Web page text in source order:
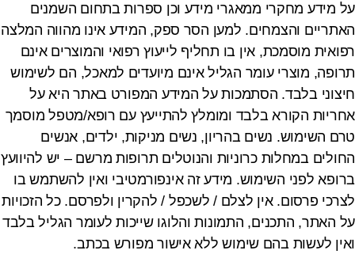
על מידע מחקרי ממאגרי מידע וכן ספרות בתחום השמנים
האתריים והצמחים. למען הסר ספק, המידע אינו מהווה המלצה
רפואית מוסמכת, אין בו תחליף לייעוץ רפואי והמוצרים אינם
תרופה, מוצרי עומר הגליל אינם מיועדים למאכל, הם לשימוש
חיצוני בלבד. הסתמכות על המידע המפורט באתר היא על
אחריות הקורא בלבד ומומלץ להתייעץ עם רופא/מטפל מוסמך
טרם השימוש. נשים בהריון, נשים מניקות, ילדים, אנשים
החולים במחלות כרוניות והנוטלים תרופות מרשם – יש להיוועץ
ברופא לפני השימוש. מידע זה אינפורמטיבי ואין להשתמש בו
לצרכי פרסום. אין לצלם / לשכפל / להקרין ולפרסם. כל הזכויות
על האתר, התכנים, התמונות והלוגו שייכות לעומר הגליל בלבד
ואין לעשות בהם שימוש ללא אישור מפורש בכתב.